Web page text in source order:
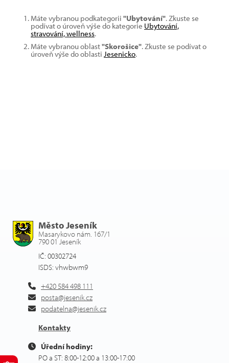
Máte vybranou podkategorii "Ubytování". Zkuste se
podívat o úroveň výše do kategorie Ubytování,
stravování, wellness.
Máte vybranou oblast"Skorošice". Zkuste se podívat o
úroveň výše do oblasti Jesenicko.
Město Jeseník
Masarykovo nám. 167/1
790 01 Jeseník
IČ: 00302724
ISDS: vhwbwm9
+420 584 498 111
posta@jesenik.cz
podatelna@jesenik.cz
Kontakty
Úřední hodiny:
PO a ST: 8:00-12:00 a 13:00-17:00